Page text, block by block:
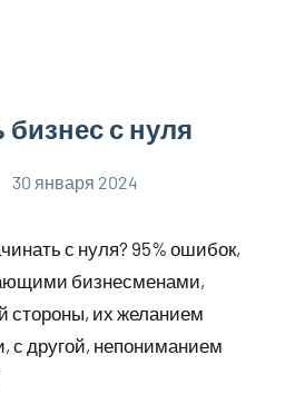
с нуля
30 января 2024
с нуля? 95% ошибок,
бизнесменами,
стороны, их желанием
с другой, непониманием